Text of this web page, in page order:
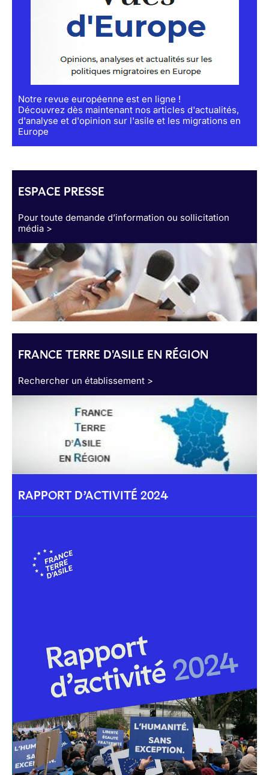
Notre revue européenne est en ligne !
Découvrez dès maintenant nos articles d'actualités,
d'analyse et d'opinion sur l'asile et les migrations en
Europe
ESPACE PRESSE
Pour toute demande d’information ou sollicitation
média >
FRANCE TERRE D'ASILE EN RÉGION
Rechercher un établissement >
RAPPORT D’ACTIVITÉ 2024